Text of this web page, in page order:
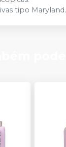
tipo Maryland.